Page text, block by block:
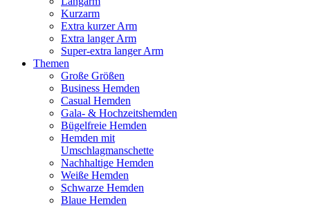
Kurzarm
Extra kurzer Arm
Extra langer Arm
Super-extra langer Arm
Themen
Große Größen
Business Hemden
Casual Hemden
Gala- & Hochzeitshemden
Bügelfreie Hemden
Hemden mit
Umschlagmanschette
Nachhaltige Hemden
Weiße Hemden
Schwarze Hemden
Blaue Hemden